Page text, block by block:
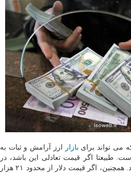
می تواند برای بازار
ارز آرامش و ثبات به
تومان در اسفند سال آینده است. طبیعتا اگر قیمت تعادلی این باشد، در
صورت بالاتر رفتن قیمت دلار از این محدوده، پیش بینی می شود که قیمت آن در آینده کاهش پیدا کند. همچنین، اگر قیمت دلار از محدود ۲۱ هزار